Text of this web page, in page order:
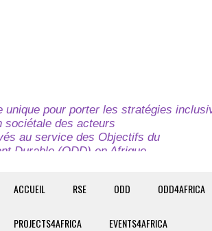
unique pour porter les stratégies
sociétale des acteurs
au service des Objectifs du
Durable (ODD) en Afrique.
ACCUEIL RSE ODD ODD4AFRICA
PROJECTS4AFRICA EVENTS4AFRICA